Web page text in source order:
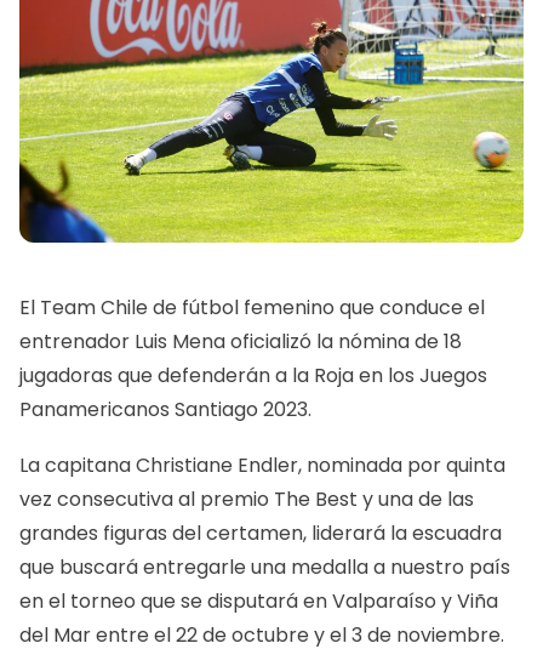
El Team Chile de fútbol femenino que conduce el
entrenador Luis Mena oficializó la nómina de 18
jugadoras que defenderán a la Roja en los Juegos
Panamericanos Santiago 2023.
La capitana Christiane Endler, nominada por quinta
vez consecutiva al premio The Best y una de las
grandes figuras del certamen, liderará la escuadra
que buscará entregarle una medalla a nuestro país
en el torneo que se disputará en Valparaíso y Viña
del Mar entre el 22 de octubre y el 3 de noviembre.